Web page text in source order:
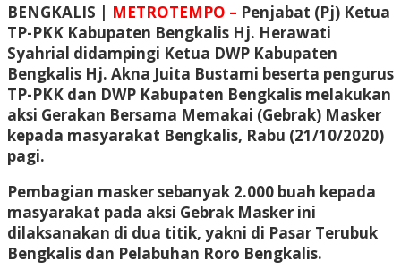
BENGKALIS | METROTEMPO – Penjabat (Pj) Ketua
TP-PKK Kabupaten Bengkalis Hj. Herawati
Syahrial didampingi Ketua DWP Kabupaten
Bengkalis Hj. Akna Juita Bustami beserta pengurus
TP-PKK dan DWP Kabupaten Bengkalis melakukan
aksi Gerakan Bersama Memakai (Gebrak) Masker
kepada masyarakat Bengkalis, Rabu (21/10/2020)
pagi.
Pembagian masker sebanyak 2.000 buah kepada
masyarakat pada aksi Gebrak Masker ini
dilaksanakan di dua titik, yakni di Pasar Terubuk
Bengkalis dan Pelabuhan Roro Bengkalis.